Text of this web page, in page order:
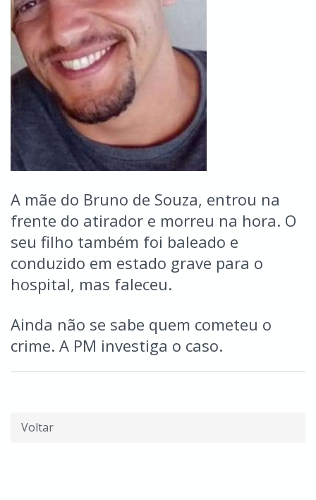
A mãe do Bruno de Souza, entrou na
frente do atirador e morreu na hora. O
seu filho também foi baleado e
conduzido em estado grave para o
hospital, mas faleceu.
Ainda não se sabe quem cometeu o
crime. A PM investiga o caso.
Voltar